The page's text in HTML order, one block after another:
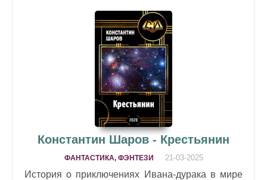
Константин Шаров - Крестьянин
ФАНТАСТИКА, ФЭНТЕЗИ 21-03-2025
История о приключениях Ивана-дурака в мире